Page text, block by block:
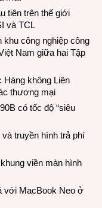
tiên trên thế giới
và TCL
công nghiệp công
Nam giữa hai Tập
không Liên
thương mại
có tốc độ “siêu
truyền hình trả phí
viền màn hình
với MacBook Neo ở